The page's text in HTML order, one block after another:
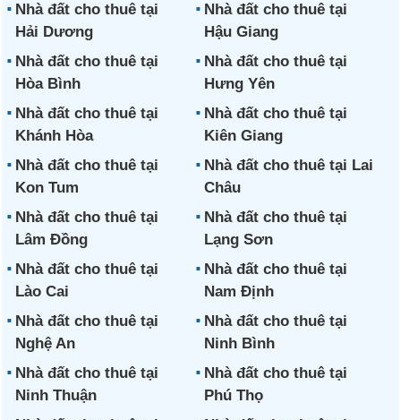
Nhà đất cho thuê tại
Hải Dương
Nhà đất cho thuê tại
Hậu Giang
Nhà đất cho thuê tại
Hòa Bình
Nhà đất cho thuê tại
Hưng Yên
Nhà đất cho thuê tại
Khánh Hòa
Nhà đất cho thuê tại
Kiên Giang
Nhà đất cho thuê tại
Kon Tum
Nhà đất cho thuê tại Lai
Châu
Nhà đất cho thuê tại
Lâm Đồng
Nhà đất cho thuê tại
Lạng Sơn
Nhà đất cho thuê tại
Lào Cai
Nhà đất cho thuê tại
Nam Định
Nhà đất cho thuê tại
Nghệ An
Nhà đất cho thuê tại
Ninh Bình
Nhà đất cho thuê tại
Ninh Thuận
Nhà đất cho thuê tại
Phú Thọ